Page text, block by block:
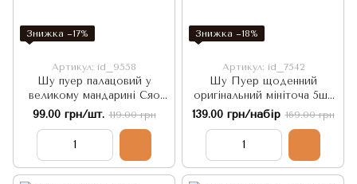
Знижка −17%
Артикул: id_9558
Шу пуер палацовий у
великому мандарині Сяо
Цін Ган Ча 1 шт, Китай
99.00 грн/шт. 119.00 грн
Знижка −18%
Артикул: id_7542
Шу Пуер щоденний
оригінальний мініточа 5шт
х 7г. Китай
139.00 грн/набір 169.00 грн